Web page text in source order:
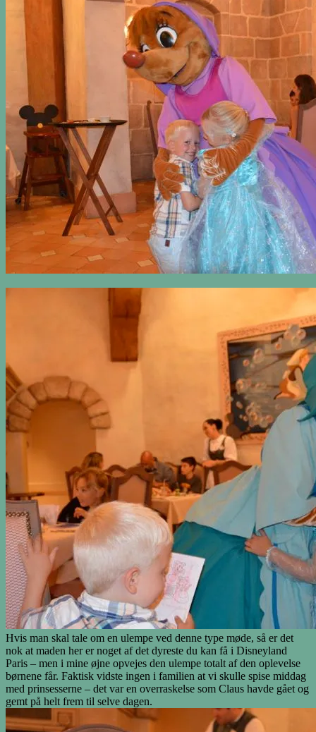
Hvis man skal tale om en ulempe ved denne type møde, så er det
nok at maden her er noget af det dyreste du kan få i Disneyland
Paris – men i mine øjne opvejes den ulempe totalt af den oplevelse
børnene får. Faktisk vidste ingen i familien at vi skulle spise middag
med prinsesserne – det var en overraskelse som Claus havde gået og
gemt på helt frem til selve dagen.